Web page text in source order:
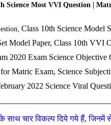
Science Most VVI Question |
Class 10th Science Model
Model Paper, Class 10th VVI
2020 Exam Science
Matric Exam, Science
2022 Science Viral
चार विकल्प दिये गये हैं, जिनमें